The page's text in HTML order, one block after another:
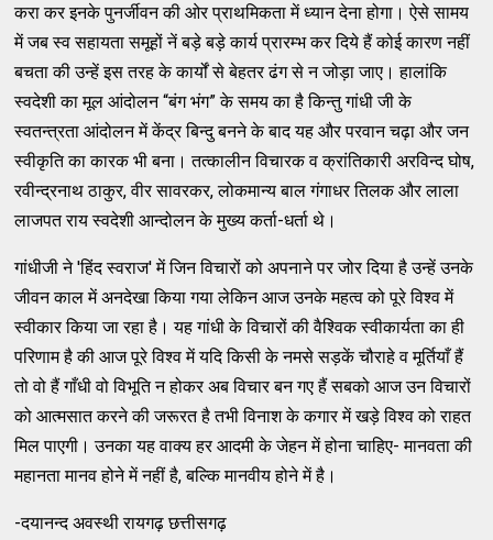
करा कर इनके पुनर्जीवन की ओर प्राथमिकता में ध्यान देना होगा। ऐसे सामय
में जब स्व सहायता समूहों नें बड़े बड़े कार्य प्रारम्भ कर दिये हैं कोई कारण नहीं
बचता की उन्हें इस तरह के कार्यों से बेहतर ढंग से न जोड़ा जाए। हालांकि
स्वदेशी का मूल आंदोलन “बंग भंग” के समय का है किन्तु गांधी जी के
स्वतन्त्रता आंदोलन में केंद्र बिन्दु बनने के बाद यह और परवान चढ़ा और जन
स्वीकृति का कारक भी बना। तत्कालीन विचारक व क्रांतिकारी अरविन्द घोष,
रवीन्द्रनाथ ठाकुर, वीर सावरकर, लोकमान्य बाल गंगाधर तिलक और लाला
लाजपत राय स्वदेशी आन्दोलन के मुख्य कर्ता-धर्ता थे।
गांधीजी ने 'हिंद स्वराज' में जिन विचारों को अपनाने पर जोर दिया है उन्हें उनके
जीवन काल में अनदेखा किया गया लेकिन आज उनके महत्व को पूरे विश्व में
स्वीकार किया जा रहा है। यह गांधी के विचारों की वैश्विक स्वीकार्यता का ही
परिणाम है की आज पूरे विश्व में यदि किसी के नमसे सड़कें चौराहे व मूर्तियाँ हैं
तो वो हैं गाँधी वो विभूति न होकर अब विचार बन गए हैं सबको आज उन विचारों
को आत्मसात करने की जरूरत है तभी विनाश के कगार में खड़े विश्व को राहत
मिल पाएगी। उनका यह वाक्य हर आदमी के जेहन में होना चाहिए- मानवता की
महानता मानव होने में नहीं है, बल्कि मानवीय होने में है।
-दयानन्द अवस्थी रायगढ़ छत्तीसगढ़